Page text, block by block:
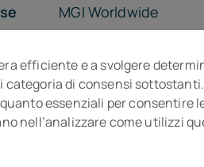
MGI Worldwide
The Offices
efficiente e a svolgere
di consensi
essenziali per consentire
nell’analizzare come utilizzi